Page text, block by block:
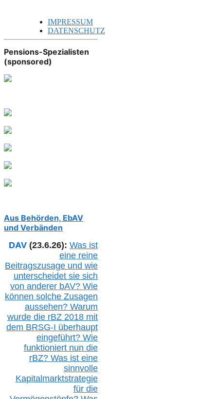
IMPRESSUM
DATENSCHUTZ
Pensions-Spezialisten
(sponsored)
Aus Behörden, EbAV
und Verbänden
DAV (23.6.26): Was ist
eine reine
Beitragszusage und wie
unterscheidet sie sich
von anderer bAV? Wie
können solche Zusagen
aussehen? Warum
wurde die rBZ2018 mit
dem BRSG-I überhaupt
eingeführt? Wie
funktioniert nun die
rBZ? Was ist eine
sinnvolle
Kapitalmarktstrategie
für die